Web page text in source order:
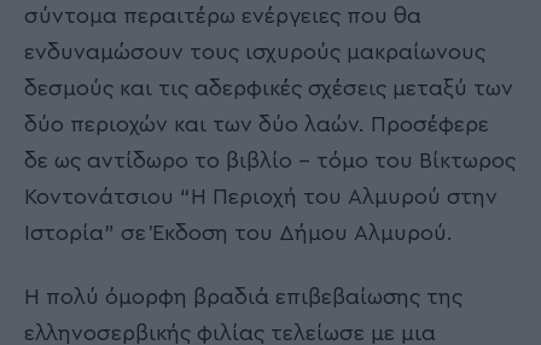
σύντομα περαιτέρω ενέργειες που θα
ενδυναμώσουν τους ισχυρούς μακραίωνους
δεσμούς και τις αδερφικές σχέσεις μεταξύ των
δύο περιοχών και των δύο λαών. Προσέφερε
δε ως αντίδωρο το βιβλίο – τόμο του Βίκτωρος
Κοντονάτσιου “Η Περιοχή του Αλμυρού στην
Ιστορία” σε Έκδοση του Δήμου Αλμυρού.
Η πολύ όμορφη βραδιά επιβεβαίωσης της
ελληνοσερβικής φιλίας τελείωσε με μια